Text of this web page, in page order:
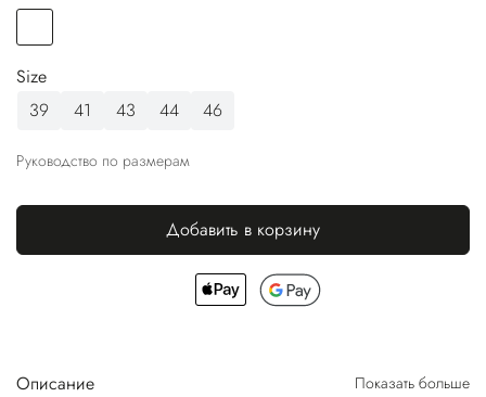
Size
39
41 43 44 46
Руководство по размерам
Добавить в корзину
Описание Показать больше